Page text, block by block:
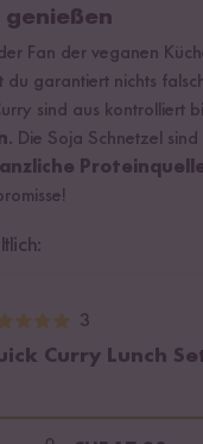
genießen
Fan der veganen
du garantiert nichts
sind aus kontrolliert
. Die Soja Schnetzel
3
Curry Lunch